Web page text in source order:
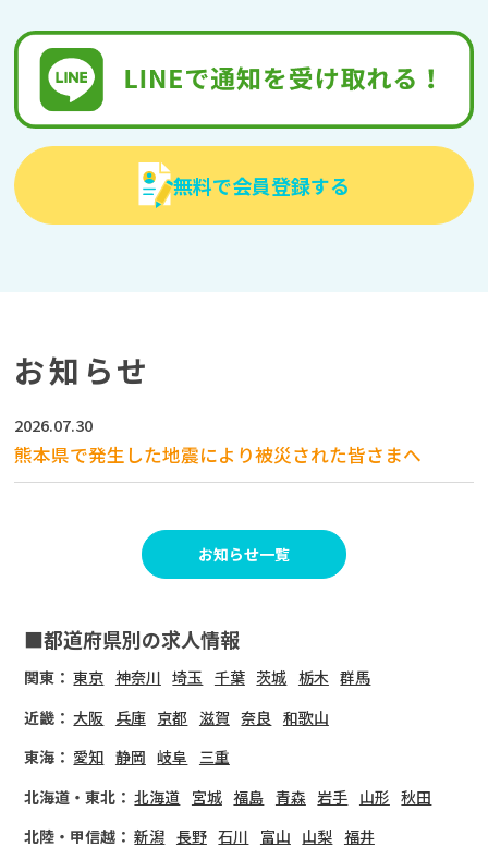
無料で会員登録する
お知らせ
2026.07.30
熊本県で発生した地震により被災された皆さまへ
お知らせ一覧
■都道府県別の求人情報
関東： 東京 神奈川 埼玉 千葉 茨城 栃木 群馬
近畿： 大阪 兵庫 京都 滋賀 奈良 和歌山
東海： 愛知 静岡 岐阜
三重
北海道・東北： 北海道 宮城 福島 青森 岩手 山形 秋田
北陸・甲信越： 新潟 長野 石川 富山 山梨 福井